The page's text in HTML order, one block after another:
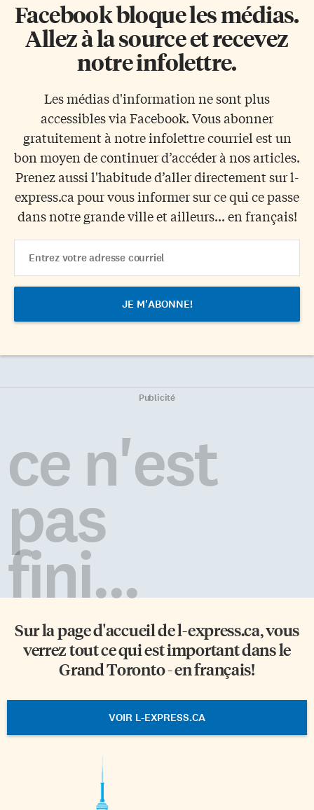
Facebook bloque les médias.
Allez à la source et recevez
notre infolettre.
Les médias d'information ne sont plus
accessibles via Facebook. Vous abonner
gratuitement à notre infolettre courriel est un
bon moyen de continuer d’accéder à nos articles.
Prenez aussi l'habitude d’aller directement sur l-
express.ca pour vous informer sur ce qui ce passe
dans notre grande ville et ailleurs... en français!
Address
Publicité
ce n'est
pas
fini...
Sur la page d'accueil del-express.ca, vous
verrez tout ce qui est important dans le
Grand Toronto - en français!
VOIR L-EXPRESS.CA